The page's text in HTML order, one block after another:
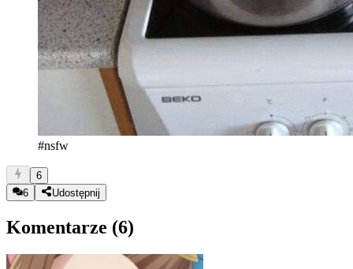
#nsfw
6
6
Udostępnij
Komentarze (6)